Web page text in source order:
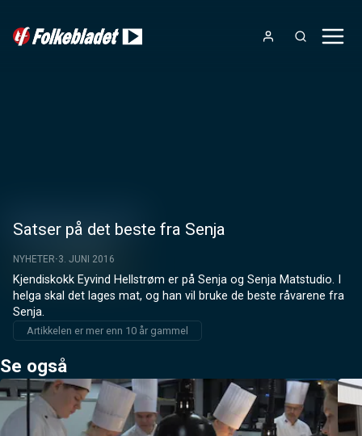
Satser på det beste fra Senja
NYHETER 3. JUNI 2016
Kjendiskokk Eyvind Hellstrøm er på Senja og Senja Matstudio. I
helga skal det lages mat, og han vil bruke de beste råvarene fra
Senja.
Artikkelen er mer enn 10 år gammel
Se også